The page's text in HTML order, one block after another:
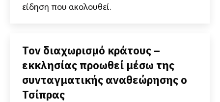
είδηση που ακολουθεί.
Τον διαχωρισμό κράτους –
εκκλησίας προωθεί μέσω της
συνταγματικής αναθεώρησης ο
Τσίπρας